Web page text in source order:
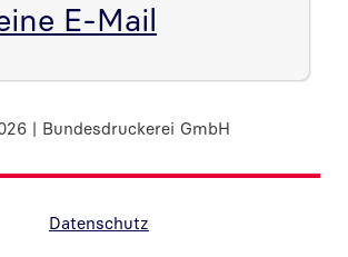
E-Mail
| Bundesdruckerei GmbH
Datenschutz